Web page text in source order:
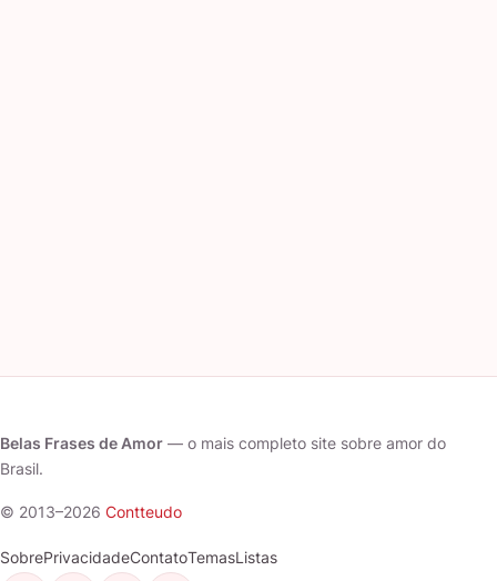
Belas Frases de Amor — o mais completo site sobre amor do
Brasil.
© 2013–2026 Contteudo
SobrePrivacidadeContatoTemasListas